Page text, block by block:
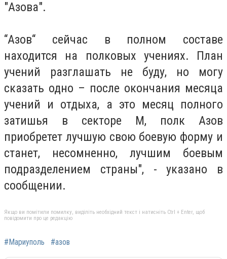
"Азова".
“Азов“ сейчас в полном составе
находится на полковых учениях. План
учений разглашать не буду, но могу
сказать одно – после окончания месяца
учений и отдыха, а это месяц полного
затишья в секторе М, полк Азов
приобретет лучшую свою боевую форму и
станет, несомненно, лучшим боевым
подразделением страны", - указано в
сообщении.
Якщо ви помітили помилку, виділіть необхідний текст і натисніть Ctrl + Enter, щоб
повідомити про це редакцію
#Мариуполь #азов